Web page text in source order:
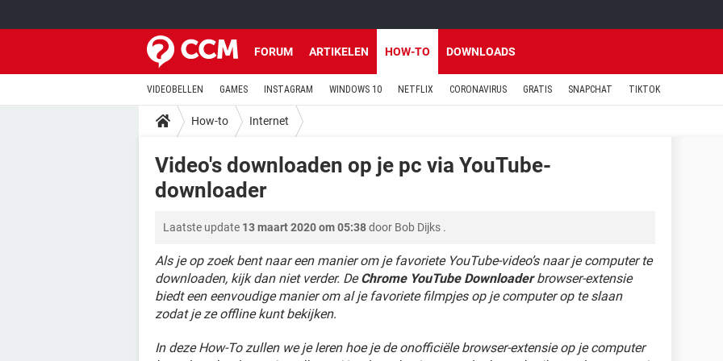
FORUM ARTIKELEN HOW-TO DOWNLOADS
VIDEOBELLEN GAMES INSTAGRAM WINDOWS 10 NETFLIX CORONAVIRUS GRATIS SNAPCHAT TIKTOK
How-to Internet
Video's downloaden op je pc via YouTube-
downloader
Laatste update 13 maart 2020 om 05:38door Bob Dijks .
Als je op zoek bent naar een manier om je favoriete YouTube-video’s naar je computer te
downloaden, kijk dan niet verder. DeChrome YouTube Downloaderbrowser-extensie
biedt een eenvoudige manier om al je favoriete filmpjes op je computer op te slaan
zodat je ze offline kunt bekijken.
In deze How-To zullen we je leren hoe je de onofficiële browser-extensie op je computer